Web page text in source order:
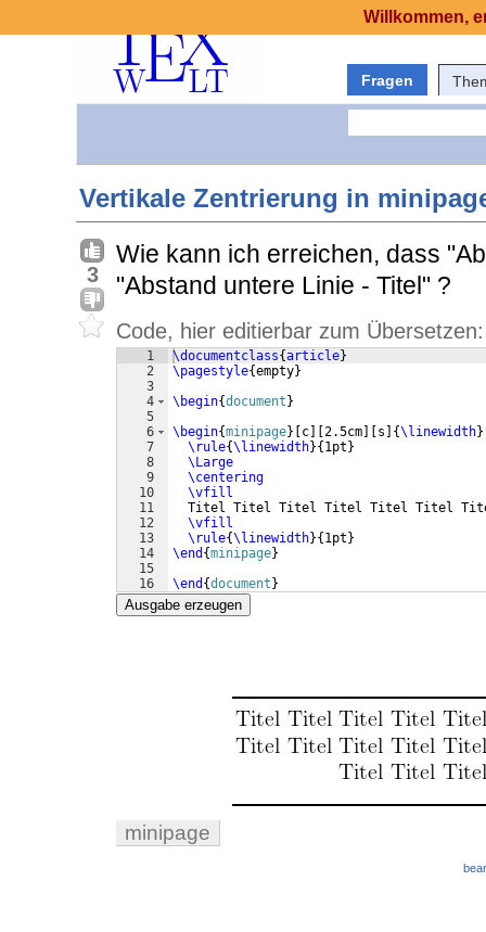
Fragen
Vertikale Zentrierung in
3
Wie kann ich erreichen, dass
"Abstand untere Linie - Titel" ?
Code, hier editierbar zum Übersetzen:
1
2
3
4
5
6
7
8
9
10
11
12
13
14
15
16
\documentclass{article}
\pagestyle{empty}
\begin{document }
\begin{minipage} c 2.5cm s {\linewidth}
\rule{\linewidth}{ 1pt }
\Large
\centering
\vfill
Titel Titel Titel Titel Titel Titel
\vfill
\rule{\linewidth}{ 1pt }
\end {minipage}
\end {document }
Ausgabe erzeugen
minipage
Willkommen,